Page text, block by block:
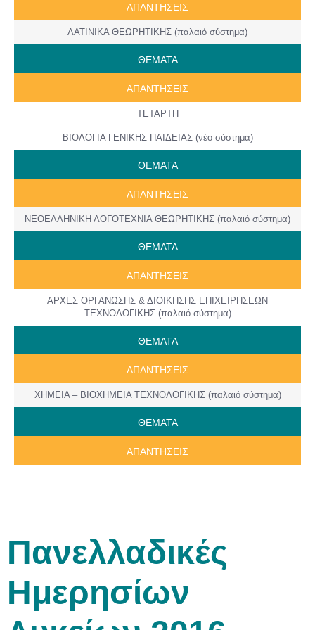
ΑΠΑΝΤΗΣΕΙΣ
ΛΑΤΙΝΙΚΑ ΘΕΩΡΗΤΙΚΗΣ (παλαιό σύστημα)
ΘΕΜΑΤΑ
ΑΠΑΝΤΗΣΕΙΣ
ΤΕΤΑΡΤΗ
ΒΙΟΛΟΓΙΑ ΓΕΝΙΚΗΣ ΠΑΙΔΕΙΑΣ (νέο σύστημα)
ΘΕΜΑΤΑ
ΑΠΑΝΤΗΣΕΙΣ
ΝΕΟΕΛΛΗΝΙΚΗ ΛΟΓΟΤΕΧΝΙΑ ΘΕΩΡΗΤΙΚΗΣ (παλαιό σύστημα)
ΘΕΜΑΤΑ
ΑΠΑΝΤΗΣΕΙΣ
ΑΡΧΕΣ ΟΡΓΑΝΩΣΗΣ & ΔΙΟΙΚΗΣΗΣ ΕΠΙΧΕΙΡΗΣΕΩΝ
ΤΕΧΝΟΛΟΓΙΚΗΣ (παλαιό σύστημα)
ΘΕΜΑΤΑ
ΑΠΑΝΤΗΣΕΙΣ
ΧΗΜΕΙΑ – ΒΙΟΧΗΜΕΙΑ ΤΕΧΝΟΛΟΓΙΚΗΣ (παλαιό σύστημα)
ΘΕΜΑΤΑ
ΑΠΑΝΤΗΣΕΙΣ
Πανελλαδικές
Ημερησίων